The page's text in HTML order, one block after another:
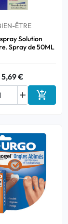
ÊTRE
Solution
Spray de 50ML
5,69 €
 